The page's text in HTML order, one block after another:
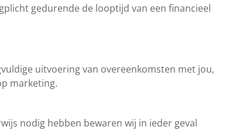
gedurende de looptijd van een financieel
uitvoering van overeenkomsten met jou,
marketing.
nodig hebben bewaren wij in ieder geval